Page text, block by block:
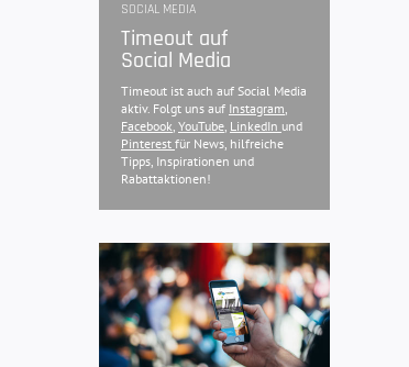
SOCIAL MEDIA
Timeout auf
Social Media
Timeout ist auch auf Social Media
aktiv. Folgt uns auf Instagram,
Facebook, YouTube, LinkedIn und
Pinterest für News, hilfreiche
Tipps, Inspirationen und
Rabattaktionen!